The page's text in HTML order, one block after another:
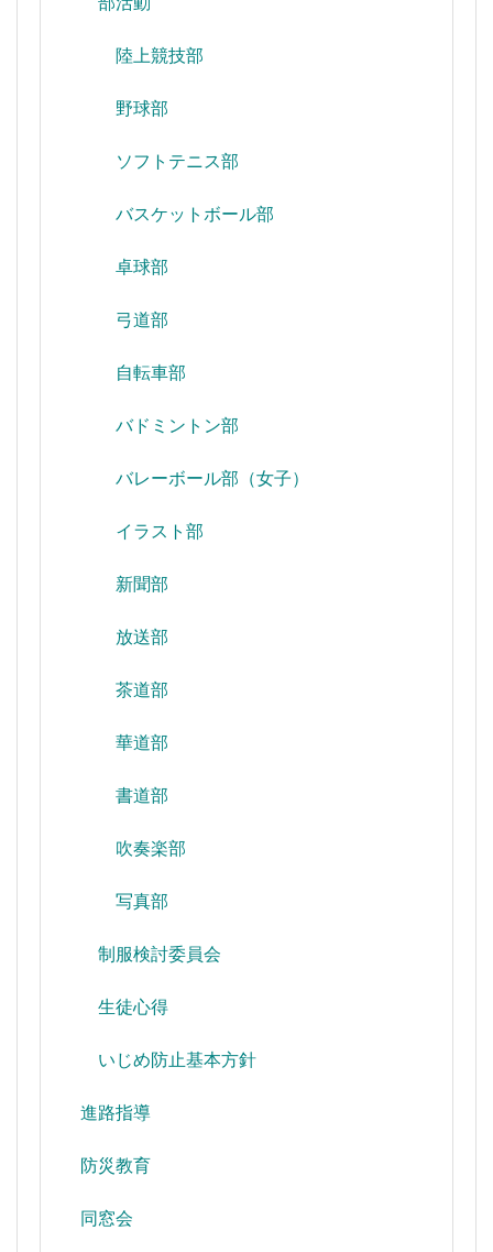
陸上競技部
野球部
ソフトテニス部
バスケットボール部
卓球部
弓道部
自転車部
バドミントン部
バレーボール部（女子）
イラスト部
新聞部
放送部
茶道部
華道部
書道部
吹奏楽部
写真部
制服検討委員会
生徒心得
いじめ防止基本方針
進路指導
防災教育
同窓会